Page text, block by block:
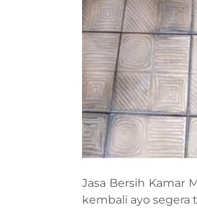
Jasa Bersih Kamar
kembali ayo